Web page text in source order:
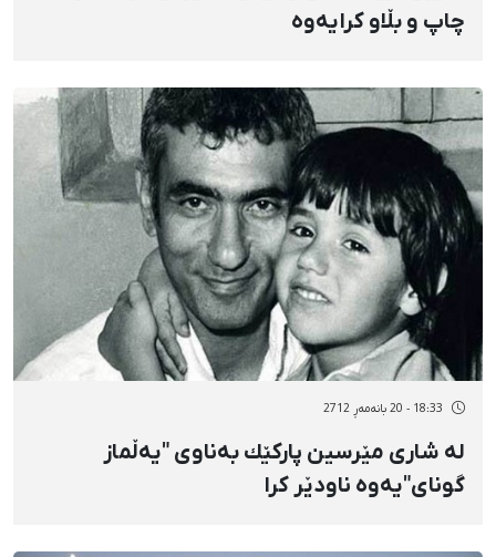
چاپ و بڵاو كرایەوە
18:33 - 20 بانەمەڕ 2712
لە شاری مێرسین پاركێك بەناوی "یەڵماز
گونای"یەوە ناودێر كرا